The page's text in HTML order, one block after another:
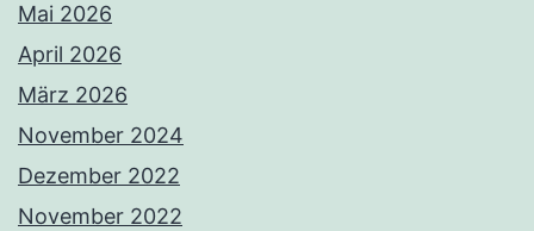
Mai 2026
April 2026
März 2026
November 2024
Dezember 2022
November 2022